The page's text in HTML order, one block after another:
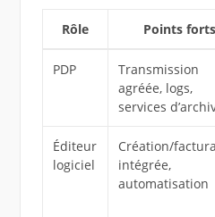
Rôle Points forts
PDP
Transmission
agréée, logs,
services
Éditeur
logiciel
Création/
intégrée,
automatisation